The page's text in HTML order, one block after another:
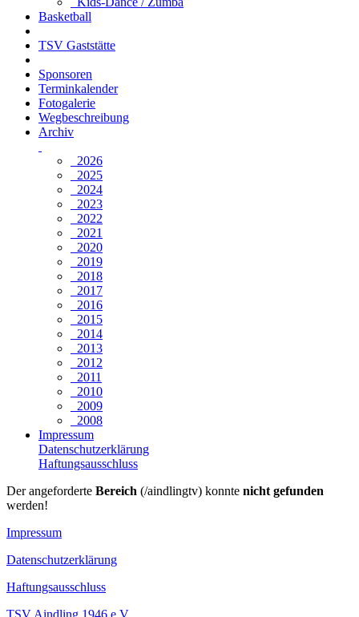
Basketball
TSV Gaststätte
Sponsoren
Terminkalender
Fotogalerie
Wegbeschreibung
Archiv
2026
2025
2024
2023
2022
2021
2020
2019
2018
2017
2016
2015
2014
2013
2012
2011
2010
2009
2008
Impressum
Datenschutzerklärung
Haftungsausschluss
Der angeforderte Bereich (/aindlingtv) konnte nicht gefunden
werden!
Impressum
Datenschutzerklärung
Haftungsausschluss